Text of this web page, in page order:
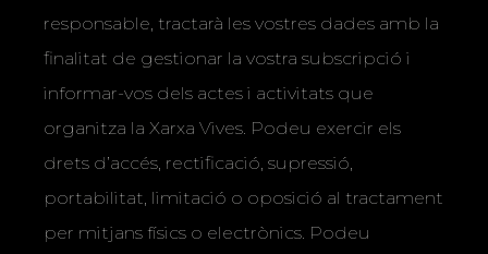
responsable, tractarà les vostres dades amb la
finalitat de gestionar la vostra subscripció i
informar-vos dels actes i activitats que
organitza la Xarxa Vives. Podeu exercir els
drets d’accés, rectificació, supressió,
portabilitat, limitació o oposició al tractament
per mitjans físics o electrònics. Podeu